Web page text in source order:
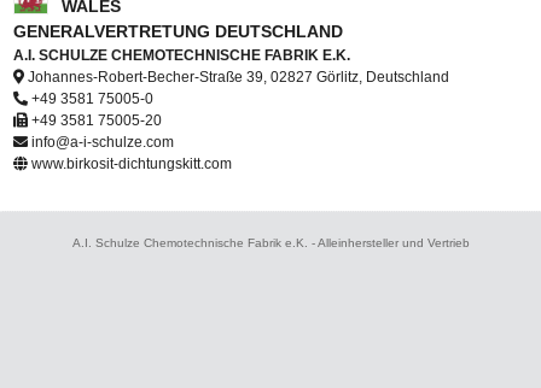
WALES
GENERALVERTRETUNG DEUTSCHLAND
A.I. SCHULZE CHEMOTECHNISCHE FABRIK E.K.
Johannes-Robert-Becher-Straße 39, 02827 Görlitz, Deutschland
+49 3581 75005-0
+49 3581 75005-20
info@a-i-schulze.com
www.birkosit-dichtungskitt.com
A.I. Schulze Chemotechnische Fabrik e.K. - Alleinhersteller und Vertrieb